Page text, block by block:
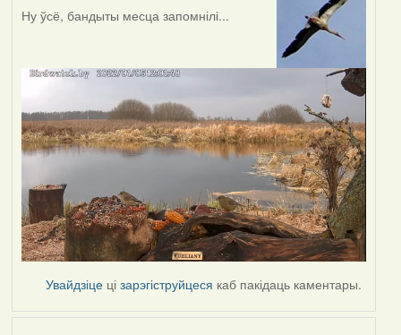
Ну ўсё, бандыты месца запомнілі...
Увайдзіце цізарэгіструйцеся каб пакідаць каментары.